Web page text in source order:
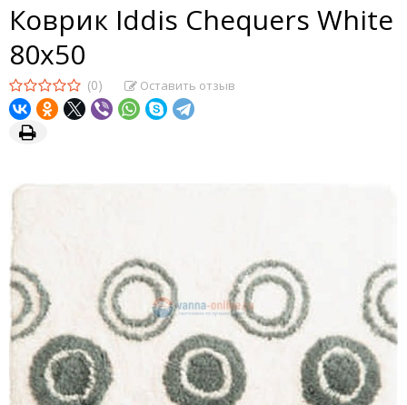
Коврик Iddis Chequers White
80x50
(0) Оставить отзыв